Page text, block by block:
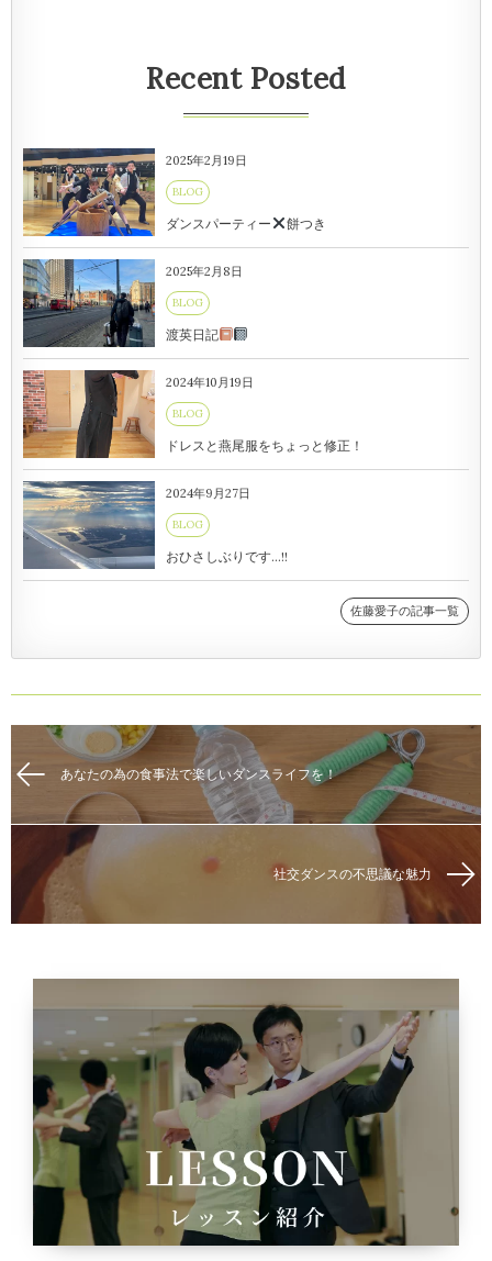
Recent Posted
2025年2月19日
BLOG
ダンスパーティー 餅つき
2025年2月8日
BLOG
渡英日記
2024年10月19日
BLOG
ドレスと燕尾服をちょっと修正！
2024年9月27日
BLOG
おひさしぶりです…!!
佐藤愛子の記事一覧
あなたの為の食事法で楽しいダンスライフを！
社交ダンスの不思議な魅力